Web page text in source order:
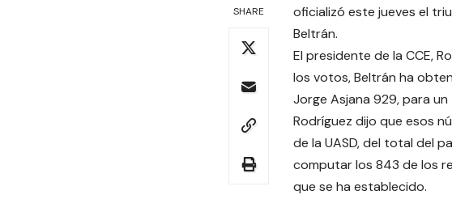
SHARE
oficializó este jueves el
Beltrán.
El presidente de la CCE,
los votos, Beltrán ha
Jorge Asjana 929, para
Rodríguez dijo que esos
de la UASD, del total del
computar los 843 de los
que se ha establecido.